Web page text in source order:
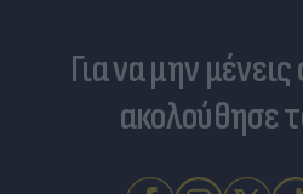
Για να μην
ακολούθησε